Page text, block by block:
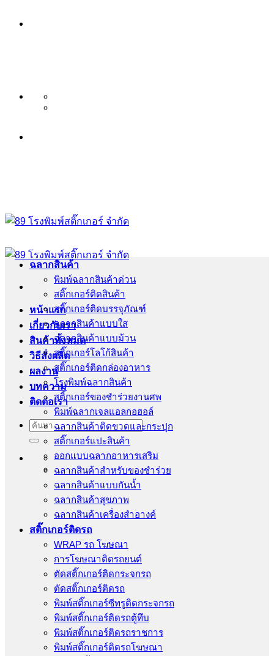
หน้าแรก
เกี่ยวกับเรา
สินค้าทั้งหมด
วิธีสั่งผลิต
ผลงาน
บทความ
ติดต่อเรา
ค้นหา:
ฉลากสินค้า
พิมพ์ฉลากสินค้าด่วน
สติ๊กเกอร์ติดสินค้า
สติ๊กเกอร์ติดบรรจุภัณฑ์
ฉลากสินค้าแบบใส
ฉลากสินค้าแบบม้วน
สติ๊กเกอร์โลโก้สินค้า
สติ๊กเกอร์ติดกล่องอาหาร
โรงพิมพ์ฉลากสินค้า
สติ้กเกอร์ของชำร่วยงานศพ
พิมพ์ฉลากเจลแอลกอฮอล์
ฉลากสินค้าติดขวดและกระปุก
สติ๊กเกอร์แปะสินค้า
ออกแบบฉลากอาหารเสริม
ฉลากสินค้าสำหรับของชำร่วย
ฉลากสินค้าแบบกันน้ำ
ฉลากสินค้าสุขภาพ
ฉลากสินค้าเครื่องสำอางค์
สติ๊กเกอร์ติดรถ
WRAP รถ โฆษณา
การโฆษณาติดรถยนต์
ตัดสติ๊กเกอร์ติดกระจกรถ
ตัดสติ๊กเกอร์ติดรถ
พิมพ์สติ๊กเกอร์ซีทรูติดกระจกรถ
พิมพ์สติ๊กเกอร์ติดรถตู้ทึบ
พิมพ์สติ๊กเกอร์ติดรถราชการ
พิมพ์สติ๊กเกอร์ติดรถโฆษณา